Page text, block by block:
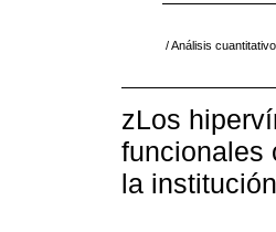
/ Análisis
zLos
funcionales
la